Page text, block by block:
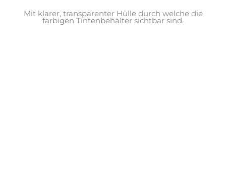
Mit klarer, transparenter Hülle durch welche die
farbigen Tintenbehälter sichtbar sind.